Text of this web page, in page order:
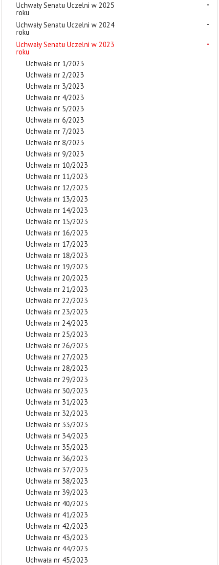
Uchwały Senatu Uczelni w 2025
roku
Uchwały Senatu Uczelni w 2024
roku
Uchwały Senatu Uczelni w 2023
roku
Uchwała nr 1/2023
Uchwała nr 2/2023
Uchwała nr 3/2023
Uchwała nr 4/2023
Uchwała nr 5/2023
Uchwała nr 6/2023
Uchwała nr 7/2023
Uchwała nr 8/2023
Uchwała nr 9/2023
Uchwała nr 10/2023
Uchwała nr 11/2023
Uchwała nr 12/2023
Uchwała nr 13/2023
Uchwała nr 14/2023
Uchwała nr 15/2023
Uchwała nr 16/2023
Uchwała nr 17/2023
Uchwała nr 18/2023
Uchwała nr 19/2023
Uchwała nr 20/2023
Uchwała nr 21/2023
Uchwała nr 22/2023
Uchwała nr 23/2023
Uchwała nr 24/2023
Uchwała nr 25/2023
Uchwała nr 26/2023
Uchwała nr 27/2023
Uchwała nr 28/2023
Uchwała nr 29/2023
Uchwała nr 30/2023
Uchwała nr 31/2023
Uchwała nr 32/2023
Uchwała nr 33/2023
Uchwała nr 34/2023
Uchwała nr 35/2023
Uchwała nr 36/2023
Uchwała nr 37/2023
Uchwała nr 38/2023
Uchwała nr 39/2023
Uchwała nr 40/2023
Uchwała nr 41/2023
Uchwała nr 42/2023
Uchwała nr 43/2023
Uchwała nr 44/2023
Uchwała nr 45/2023